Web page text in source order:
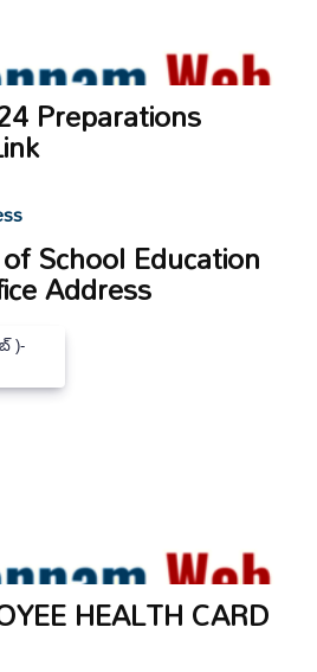
Preparations
School Education
Address
HEALTH CARD
)-